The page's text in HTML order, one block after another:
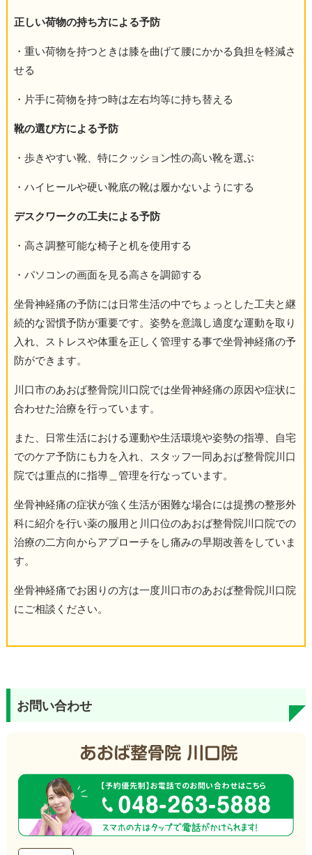
正しい荷物の持ち方による予防
・重い荷物を持つときは膝を曲げて腰にかかる負担を軽減さ
せる
・片手に荷物を持つ時は左右均等に持ち替える
靴の選び方による予防
・歩きやすい靴、特にクッション性の高い靴を選ぶ
・ハイヒールや硬い靴底の靴は履かないようにする
デスクワークの工夫による予防
・高さ調整可能な椅子と机を使用する
・パソコンの画面を見る高さを調節する
坐骨神経痛の予防には日常生活の中でちょっとした工夫と継
続的な習慣予防が重要です。姿勢を意識し適度な運動を取り
入れ、ストレスや体重を正しく管理する事で坐骨神経痛の予
防ができます。
川口市のあおば整骨院川口院では坐骨神経痛の原因や症状に
合わせた治療を行っています。
また、日常生活における運動や生活環境や姿勢の指導、自宅
でのケア予防にも力を入れ、スタッフ一同あおば整骨院川口
院では重点的に指導＿管理を行なっています。
坐骨神経痛の症状が強く生活が困難な場合には提携の整形外
科に紹介を行い薬の服用と川口位のあおば整骨院川口院での
治療の二方向からアプローチをし痛みの早期改善をしていま
す。
坐骨神経痛でお困りの方は一度川口市のあおば整骨院川口院
にご相談ください。
お問い合わせ